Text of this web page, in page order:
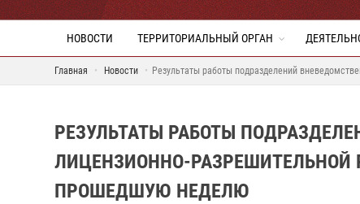
НОВОСТИ ТЕРРИТОРИАЛЬНЫЙ ОРГАН
Главная Новости Результаты работы подразделений
РЕЗУЛЬТАТЫ РАБОТЫ
ЛИЦЕНЗИОННО-РАЗРЕШИТЕЛЬНОЙ
ПРОШЕДШУЮ НЕДЕЛЮ